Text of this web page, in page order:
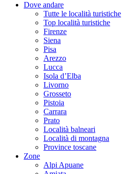
Dove andare
Tutte le località turistiche
Top località turistiche
Firenze
Siena
Pisa
Arezzo
Lucca
Isola d’Elba
Livorno
Grosseto
Pistoia
Carrara
Prato
Località balneari
Località di montagna
Province toscane
Zone
Alpi Apuane